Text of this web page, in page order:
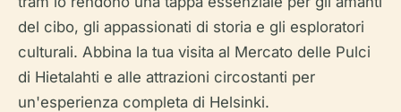
del cibo, gli appassionati di storia e gli esploratori
culturali. Abbina la tua visita al Mercato delle Pulci
di Hietalahti e alle attrazioni circostanti per
un'esperienza completa di Helsinki.